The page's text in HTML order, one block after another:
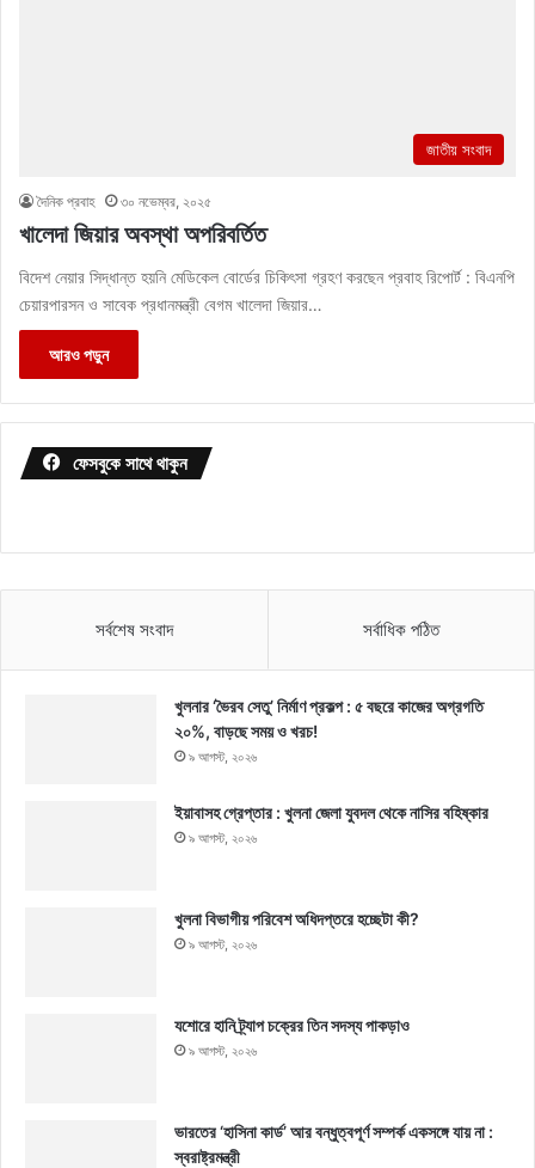
জাতীয় সংবাদ
দৈনিক প্রবাহ ৩০ নভেম্বর, ২০২৫
খালেদা জিয়ার অবস্থা অপরিবর্তিত
বিদেশ নেয়ার সিদ্ধান্ত হয়নি মেডিকেল বোর্ডের চিকিৎসা গ্রহণ করছেন প্রবাহ রিপোর্ট : বিএনপি
চেয়ারপারসন ও সাবেক প্রধানমন্ত্রী বেগম খালেদা জিয়ার…
আরও পড়ুন
ফেসবুকে সাথে থাকুন
সর্বশেষ সংবাদ সর্বাধিক পঠিত
খুলনার ‘ভৈরব সেতু’ নির্মাণ প্রকল্প : ৫ বছরে কাজের অগ্রগতি
২০%, বাড়ছে সময় ও খরচ!
৯ আগস্ট, ২০২৬
ইয়াবাসহ গ্রেপ্তার : খুলনা জেলা যুবদল থেকে নাসির বহিষ্কার
৯ আগস্ট, ২০২৬
খুলনা বিভাগীয় পরিবেশ অধিদপ্তরে হচ্ছেটা কী?
৯ আগস্ট, ২০২৬
যশোরে হানি ট্র্যাপ চক্রের তিন সদস্য পাকড়াও
৯ আগস্ট, ২০২৬
ভারতের ‘হাসিনা কার্ড’ আর বন্ধুত্বপূর্ণ সম্পর্ক একসঙ্গে যায় না :
স্বরাষ্ট্রমন্ত্রী